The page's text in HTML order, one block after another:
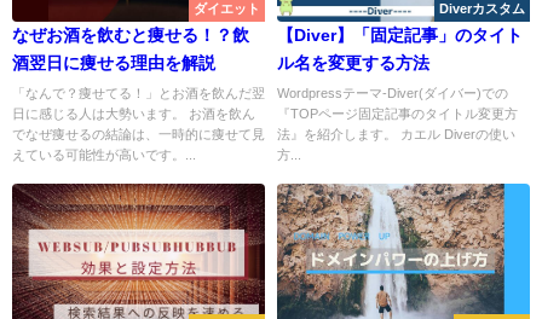
ダイエット
なぜお酒を飲むと痩せる！？飲
酒翌日に痩せる理由を解説
「なんで？痩せてる！」とお酒を飲んだ翌
日に感じる人は大勢います。 お酒を飲ん
でなぜ痩せるの結論は、一時的に痩せて見
えている可能性が高いです。...
Diverカスタム
【Diver】「固定記事」のタイト
ル名を変更する方法
Wordpressテーマ-Diver(ダイバー)での
『TOPページ固定記事のタイトル変更方
法』を紹介します。 カエル Diverの使い
方...